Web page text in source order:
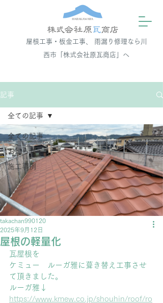
屋根工事・板金工事、 雨漏り修理なら川
西市「株式会社原瓦商店」へ
記事
全ての記事
お知らせ
施工事例
全ての記事
屋根の軽量化
takachan990120
2025年9月12日
瓦屋根を
ケミュー　ルーガ雅に葺き替え工事させ
て頂きました。
ルーガ雅↓
https://www.kmew.co.jp/shouhin/roof/ro